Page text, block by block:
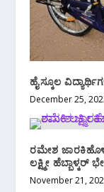
ಹೈಸ್ಕೂಲ
December 25,
ರಮೇಶ
ಲಕ್ಷ್ಮೀ ಹೆಬ್ಬಾಳ್ಕರ್
November 21,